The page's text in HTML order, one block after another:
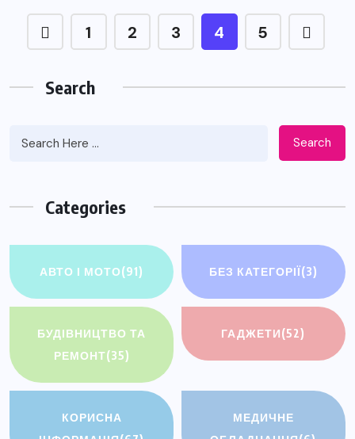
1 2 3 4 5
Search
Search
Categories
АВТО І МОТО(91) БЕЗ КАТЕГОРІЇ(3)
БУДІВНИЦТВО ТА
РЕМОНТ(35)
ГАДЖЕТИ(52)
КОРИСНА
МЕДИЧНЕ